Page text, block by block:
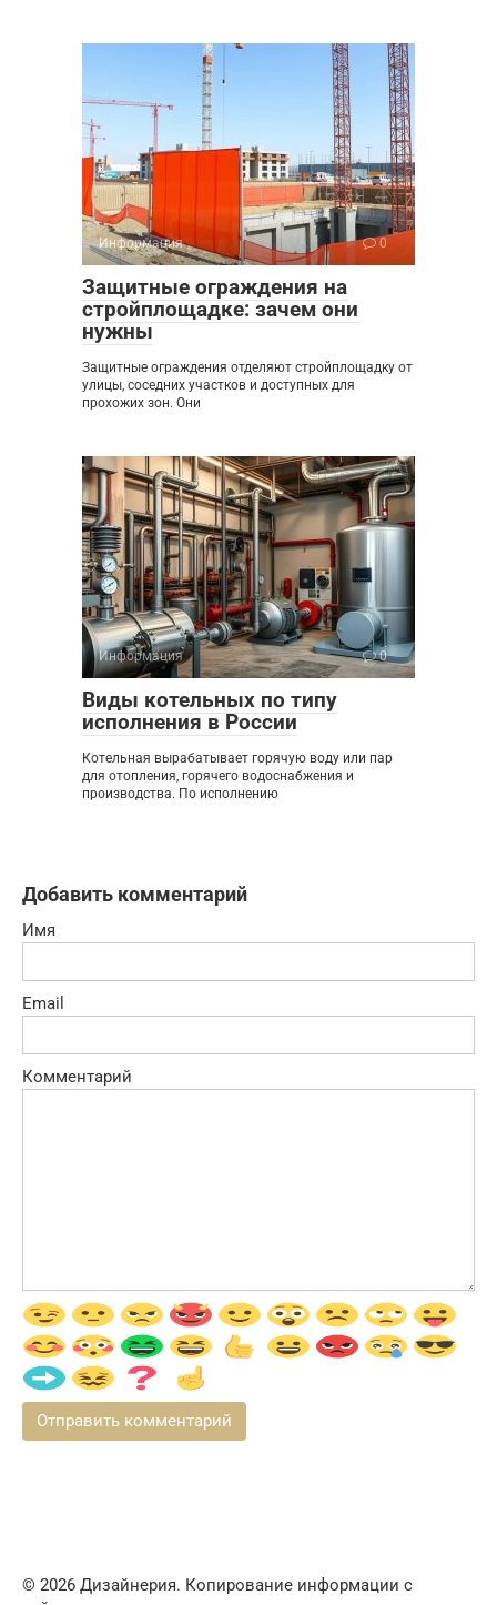
Информация 0
Защитные ограждения на
стройплощадке: зачем они
нужны
Защитные ограждения отделяют стройплощадку от
улицы, соседних участков и доступных для
прохожих зон. Они
Информация 0
Виды котельных по типу
исполнения в России
Котельная вырабатывает горячую воду или пар
для отопления, горячего водоснабжения и
производства. По исполнению
Добавить комментарий
Имя
Email
Комментарий
© 2026 Дизайнерия. Копирование информации с